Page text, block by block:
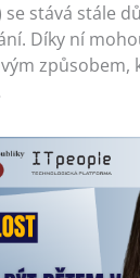
stává stále
Díky ní
způsobem,